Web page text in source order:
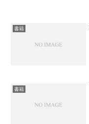
書籍
書籍